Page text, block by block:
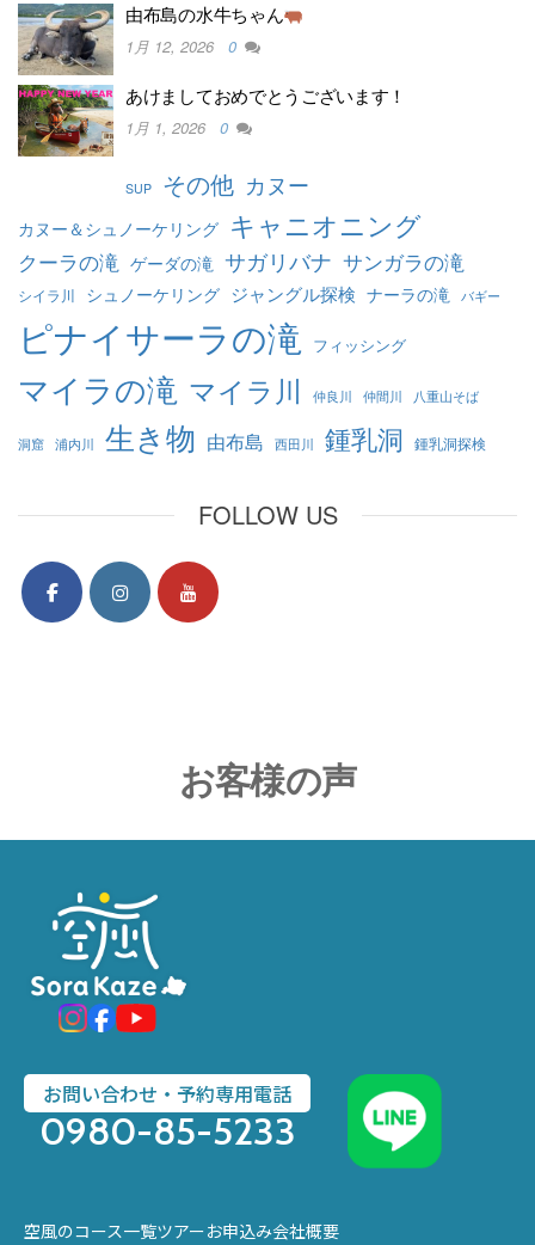
由布島の水牛ちゃん
1月 12, 2026 0
あけましておめでとうございます！
1月 1, 2026 0
SUP その他 カヌー
カヌー＆シュノーケリング キャニオニング
クーラの滝 ゲーダの滝 サガリバナ サンガラの滝
シイラ川 シュノーケリング ジャングル探検 ナーラの滝 バギー
ピナイサーラの滝 フィッシング
マイラの滝 マイラ川 仲良川 仲間川 八重山そば
洞窟 浦内川 生き物 由布島 西田川 鍾乳洞 鍾乳洞探検
FOLLOW US
お客様の声
お問い合わせ・予約専用電話
0980-85-5233
空風のコース一覧ツアーお申込み会社概要